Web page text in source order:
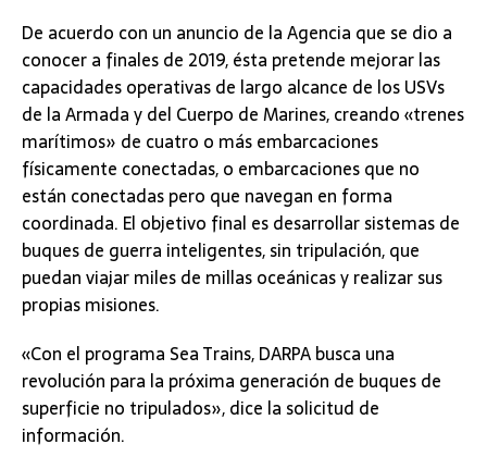
De acuerdo con un anuncio de la Agencia que se dio a
conocer a finales de 2019, ésta pretende mejorar las
capacidades operativas de largo alcance de los USVs
de la Armada y del Cuerpo de Marines, creando «trenes
marítimos» de cuatro o más embarcaciones
físicamente conectadas, o embarcaciones que no
están conectadas pero que navegan en forma
coordinada. El objetivo final es desarrollar sistemas de
buques de guerra inteligentes, sin tripulación, que
puedan viajar miles de millas oceánicas y realizar sus
propias misiones.
«Con el programa Sea Trains, DARPA busca una
revolución para la próxima generación de buques de
superficie no tripulados», dice la solicitud de
información.